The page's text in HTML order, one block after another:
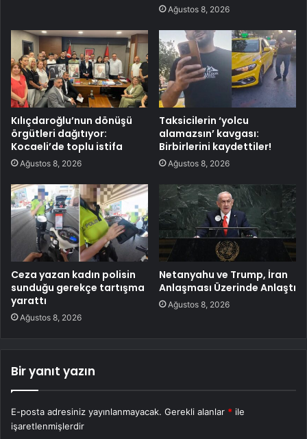
Ağustos 8, 2026
Kılıçdaroğlu’nun dönüşü
örgütleri dağıtıyor:
Kocaeli’de toplu istifa
Ağustos 8, 2026
Taksicilerin ‘yolcu
alamazsın’ kavgası:
Birbirlerini kaydettiler!
Ağustos 8, 2026
Ceza yazan kadın polisin
sunduğu gerekçe tartışma
yarattı
Ağustos 8, 2026
Netanyahu ve Trump, İran
Anlaşması Üzerinde Anlaştı
Ağustos 8, 2026
Bir yanıt yazın
E-posta adresiniz yayınlanmayacak. Gerekli alanlar * ile
işaretlenmişlerdir